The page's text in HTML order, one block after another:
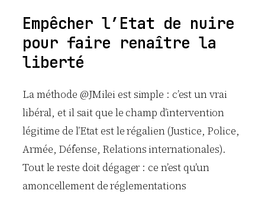
Empêcher l’Etat de nuire
pour faire renaître la
liberté
La méthode @JMilei est simple : c’est un vrai
libéral, et il sait que le champ d’intervention
légitime de l’Etat est le régalien (Justice, Police,
Armée, Défense, Relations internationales).
Tout le reste doit dégager : ce n’est qu’un
amoncellement de réglementations